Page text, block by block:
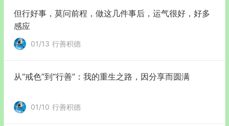
但行好事，莫问前程，做这几件事后，运气很好，好多
感应
01/13 行善积德
从“戒色”到“行善”：我的重生之路，因分享而圆满
01/10 行善积德